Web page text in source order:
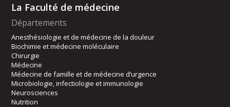
La Faculté de médecine
Départements
Anesthésiologie et de médecine de la douleur
Biochimie et médecine moléculaire
Chirurgie
Médecine
Médecine de famille et de médecine d’urgence
Microbiologie, infectiologie et immunologie
Neurosciences
Nutrition